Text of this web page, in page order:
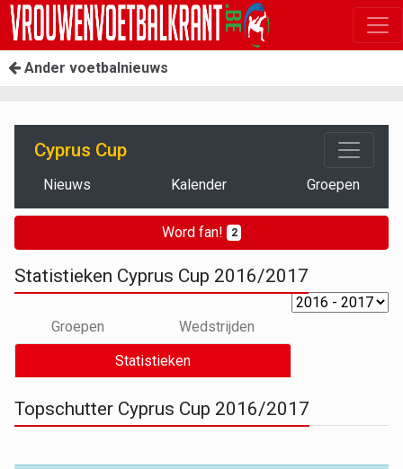
Ander voetbalnieuws
Cyprus Cup
Nieuws Kalender Groepen
Word fan! 2
Statistieken Cyprus Cup 2016/2017
Groepen
Wedstrijden
Statistieken
Topschutter Cyprus Cup 2016/2017